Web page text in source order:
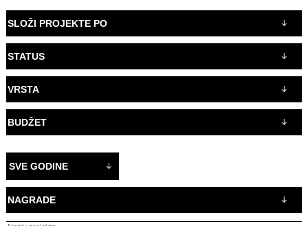
SLOŽI PROJEKTE PO
STATUS
VRSTA
BUDŽET
SVE GODINE
NAGRADE